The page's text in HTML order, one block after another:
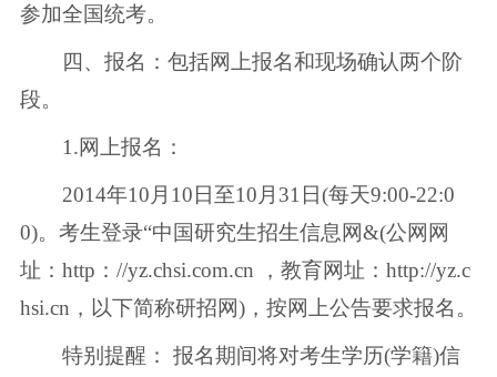
参加全国统考。
四、报名：包括网上报名和现场确认两个阶
段。
1.网上报名：
2014年10月10日至10月31日(每天9:00-22:0
0)。考生登录“中国研究生招生信息网&(公网网
址：http：//yz.chsi.com.cn ，教育网址：http://yz.c
hsi.cn，以下简称研招网)，按网上公告要求报名。
特别提醒： 报名期间将对考生学历(学籍)信